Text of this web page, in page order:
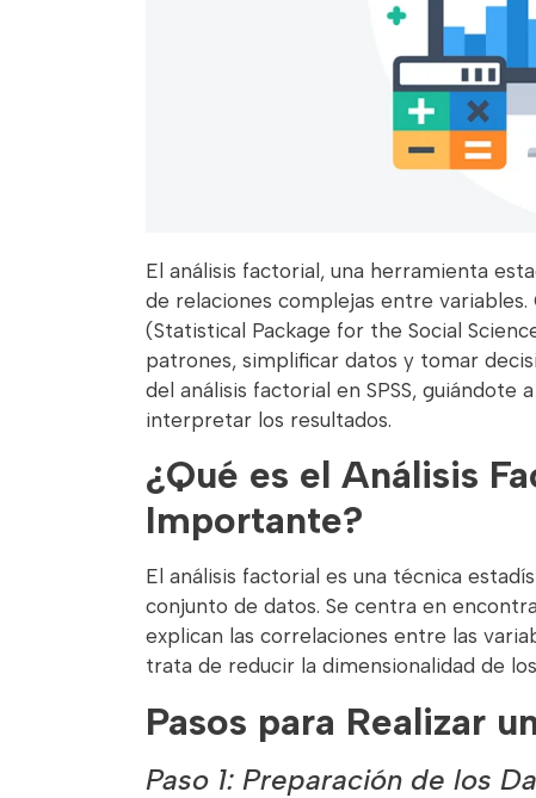
El análisis factorial, una herramienta
de relaciones complejas entre
(Statistical Package for the Social
patrones, simplificar datos y tomar
del análisis factorial en SPSS, guiándote
interpretar los resultados.
¿Qué es el Análisis
Importante?
El análisis factorial es una técnica
conjunto de datos. Se centra en
explican las correlaciones entre las
trata de reducir la dimensionalidad de
Pasos para Realizar
Paso 1: Preparación de los